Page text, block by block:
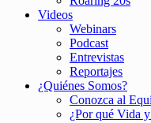
Videos
Webinars
Podcast
Entrevistas
Reportajes
¿Quiénes Somos?
Conozca al
¿Por qué Vida